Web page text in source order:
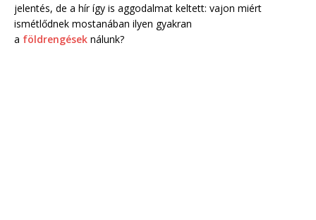
jelentés, de a hír így is aggodalmat keltett: vajon miért
ismétlődnek mostanában ilyen gyakran
a földrengések nálunk?